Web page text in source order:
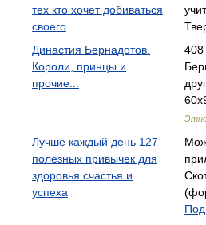
тех кто хочет добиваться
своего
Династия Бернадотов.
Короли, принцы и
прочие...
408
Лучше каждый день 127
полезных привычек для
здоровья счастья и
успеха